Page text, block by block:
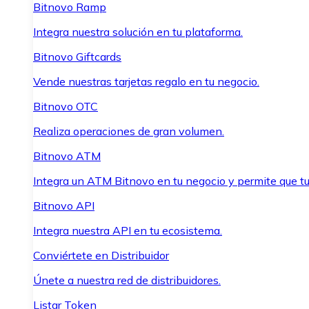
Bitnovo Ramp
Integra nuestra solución en tu plataforma.
Bitnovo Giftcards
Vende nuestras tarjetas regalo en tu negocio.
Bitnovo OTC
Realiza operaciones de gran volumen.
Bitnovo ATM
Integra un ATM Bitnovo en tu negocio y permite que
Bitnovo API
Integra nuestra API en tu ecosistema.
Conviértete en Distribuidor
Únete a nuestra red de distribuidores.
Listar Token